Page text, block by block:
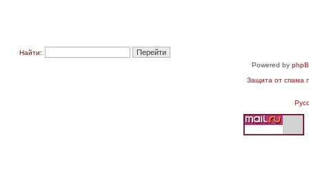
Найти:
Powered by
Защита от спама